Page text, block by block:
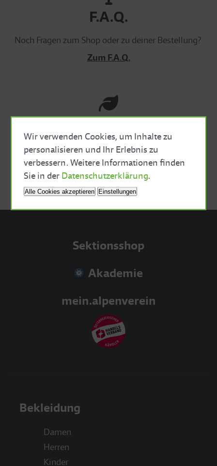
F.A.Q.
Noch Fragen zum Shop oder zu deiner Bestellung?
Zum F.A.Q.
Wir legen Wert auf kurze Lieferwege und
nachhaltige Verpackungen mit möglichst wenig
Plastik.
Sektionsshop
Akademie
mein.alpenverein
Bekleidung
Damen
Herren
Kinder
Close Cookie Bar
Wir verwenden Cookies, um Inhalte zu
personalisieren und Ihr Erlebnis zu
verbessern. Weitere Informationen finden
Sie in der Datenschutzerklärung.
Alle Cookies akzeptieren Einstellungen